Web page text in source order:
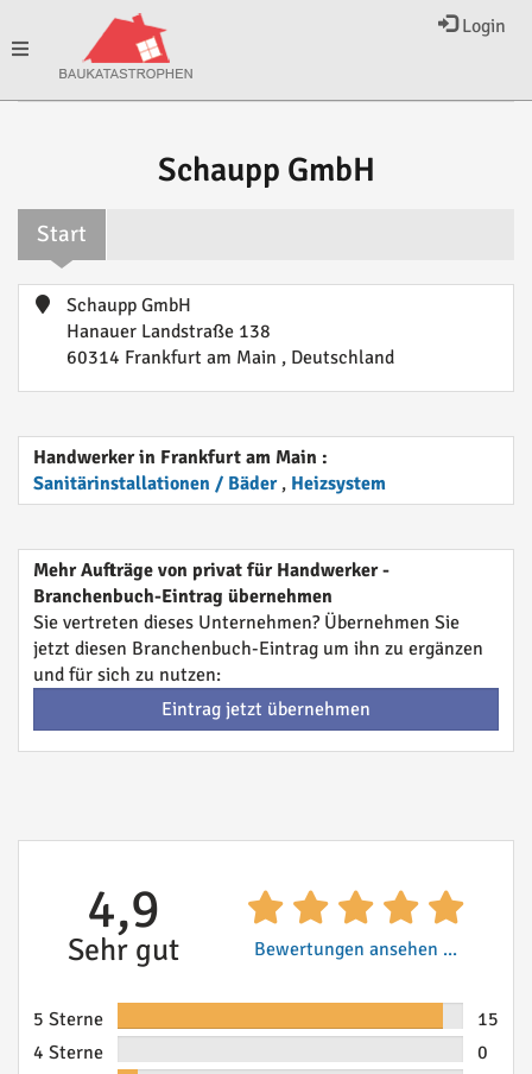
Login
Toggle
Schaupp GmbH
Start
Schaupp GmbH
Hanauer Landstraße 138
60314 Frankfurt am Main , Deutschland
Handwerker in Frankfurt am Main :
Sanitärinstallationen / Bäder , Heizsystem
Mehr Aufträge von privat für Handwerker -
Branchenbuch-Eintrag übernehmen
Sie vertreten dieses Unternehmen? Übernehmen Sie
jetzt diesen Branchenbuch-Eintrag um ihn zu ergänzen
und für sich zu nutzen:
Eintrag jetzt übernehmen
4,9
Sehr gut Bewertungen ansehen ...
5 Sterne
15
4 Sterne
0